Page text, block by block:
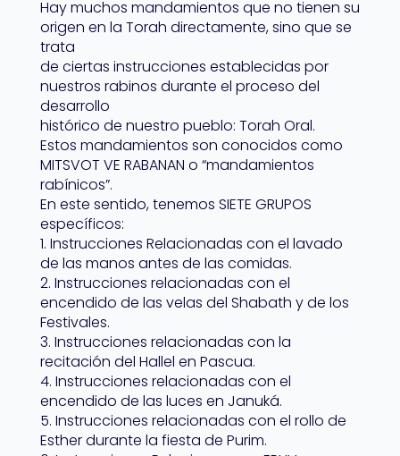
Hay muchos mandamientos que no tienen su
origen en la Torah directamente, sino que se
trata
de ciertas instrucciones establecidas por
nuestros rabinos durante el proceso del
desarrollo
histórico de nuestro pueblo: Torah Oral.
Estos mandamientos son conocidos como
MITSVOT VE RABANAN o “mandamientos
rabínicos”.
En este sentido, tenemos SIETE GRUPOS
específicos:
1. Instrucciones Relacionadas con el lavado
de las manos antes de las comidas.
2. Instrucciones relacionadas con el
encendido de las velas del Shabath y de los
Festivales.
3. Instrucciones relacionadas con la
recitación del Hallel en Pascua.
4. Instrucciones relacionadas con el
encendido de las luces en Januká.
5. Instrucciones relacionadas con el rollo de
Esther durante la fiesta de Purim.